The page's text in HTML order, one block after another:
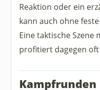
Reaktion oder ein
kann auch ohne
Eine taktische Szene
profitiert dagegen
Kampfrunden